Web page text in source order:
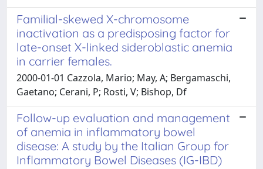
Familial-skewed X-chromosome
inactivation as a predisposing factor for
late-onset X-linked sideroblastic anemia
in carrier females.
2000-01-01 Cazzola, Mario; May, A; Bergamaschi,
Gaetano; Cerani, P; Rosti, V; Bishop, Df
Follow-up evaluation and management
of anemia in inflammatory bowel
disease: A study by the Italian Group for
Inflammatory Bowel Diseases (IG-IBD)